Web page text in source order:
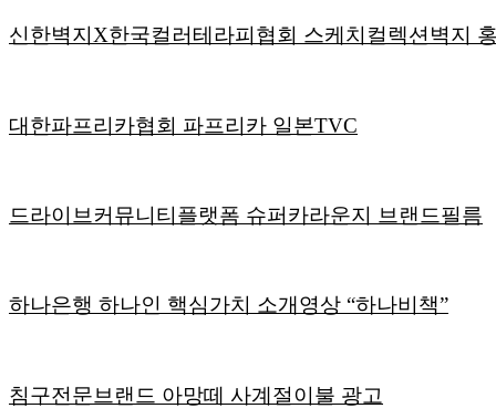
신한벽지X한국컬러테라피협회 스케치컬렉션벽지
대한파프리카협회 파프리카 일본TVC
드라이브커뮤니티플랫폼 슈퍼카라운지 브랜드필름
하나은행 하나인 핵심가치 소개영상 “하나비책”
침구전문브랜드 아망떼 사계절이불 광고